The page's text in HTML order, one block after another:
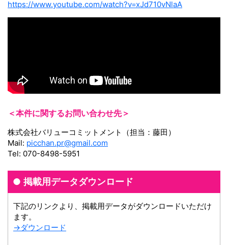
https://www.youtube.com/watch?v=xJd710vNlaA
＜本件に関するお問い合わせ先＞
株式会社バリューコミットメント（担当：藤田）
Mail: picchan.pr@gmail.com
Tel: 070-8498-5951
掲載用データダウンロード
下記のリンクより、掲載用データがダウンロードいただけ
ます。
→ダウンロード